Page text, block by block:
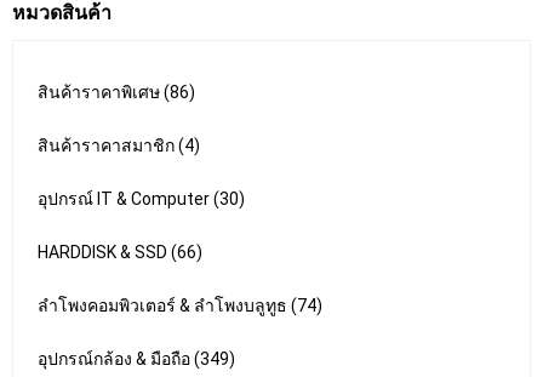
หมวดสินค้า
สินค้าราคาพิเศษ (86)
สินค้าราคาสมาชิก (4)
อุปกรณ์ IT & Computer (30)
HARDDISK & SSD (66)
ลำโพงคอมพิวเตอร์ & ลำโพงบลูทูธ (74)
อุปกรณ์กล้อง & มือถือ (349)